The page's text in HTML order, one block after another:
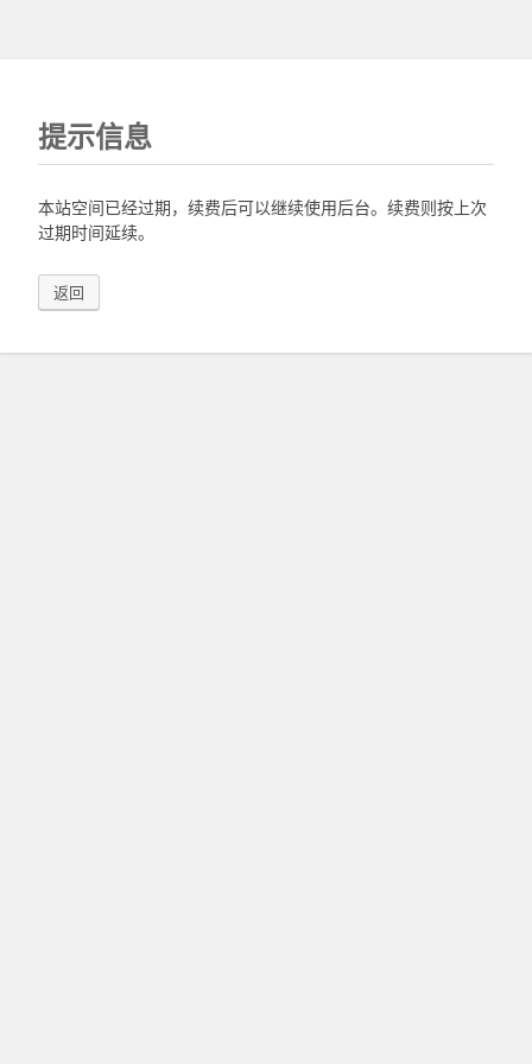
提示信息
本站空间已经过期，续费后可以继续使用后台。续费则按上次
过期时间延续。
返回